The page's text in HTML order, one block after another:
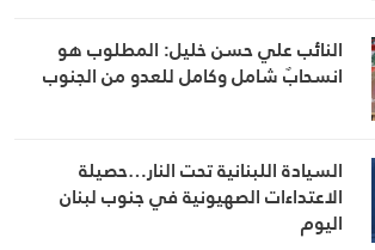
النائب علي حسن خليل: المطلوب هو
انسحابٌ شامل وكامل للعدو من الجنوب
السيادة اللبنانية تحت النار…حصيلة
الاعتداءات الصهيونية في جنوب لبنان
اليوم